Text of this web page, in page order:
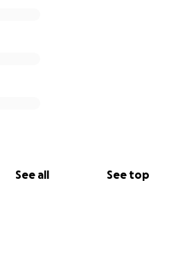
See all See top